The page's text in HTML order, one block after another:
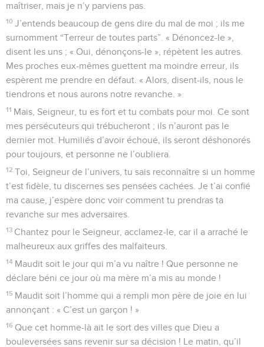
maîtriser, mais je n’y parviens pas.
10 J’entends beaucoup de gens dire du mal de moi ; ils me
surnomment “Terreur de toutes parts”. « Dénoncez-le »,
disent les uns ; « Oui, dénonçons-le », répètent les autres.
Mes proches eux-mêmes guettent ma moindre erreur, ils
espèrent me prendre en défaut. « Alors, disent-ils, nous le
tiendrons et nous aurons notre revanche. »
11 Mais, Seigneur, tu es fort et tu combats pour moi. Ce sont
mes persécuteurs qui trébucheront ; ils n’auront pas le
dernier mot. Humiliés d’avoir échoué, ils seront déshonorés
pour toujours, et personne ne l’oubliera.
12 Toi, Seigneur de l’univers, tu sais reconnaître si un homme
t’est fidèle, tu discernes ses pensées cachées. Je t’ai confié
ma cause, j’espère donc voir comment tu prendras ta
revanche sur mes adversaires.
13 Chantez pour le Seigneur, acclamez-le, car il a arraché le
malheureux aux griffes des malfaiteurs.
14 Maudit soit le jour qui m’a vu naître ! Que personne ne
déclare béni ce jour où ma mère m’a mis au monde !
15 Maudit soit l’homme qui a rempli mon père de joie en lui
annonçant : « C’est un garçon ! »
16 Que cet homme-là ait le sort des villes que Dieu a
bouleversées sans revenir sur sa décision ! Le matin, qu’il